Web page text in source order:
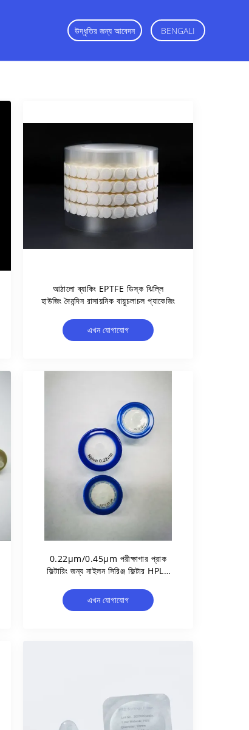
উদ্ধৃতির জন্য আবেদন BENGALI
আঠালো ব্যাকিং EPTFE ডিস্ক ঝিল্লি
হাউজিং দৈনন্দিন রাসায়নিক বায়ুচলাচল প্যাকেজিং
এখন যোগাযোগ
0.22μm/0.45μm পরীক্ষাগার প্রাক
ফিল্টারিং জন্য নাইলন সিরিঞ্জ ফিল্টার HPLC
এখন যোগাযোগ